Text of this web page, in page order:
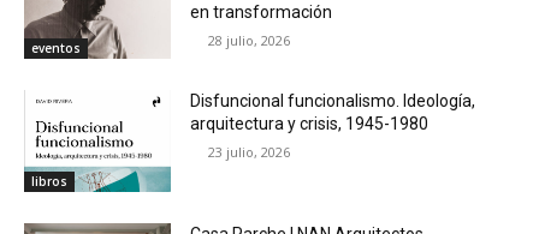
eventos
en transformación
28 julio, 2026
libros
Disfuncional funcionalismo. Ideología,
arquitectura y crisis, 1945-1980
23 julio, 2026